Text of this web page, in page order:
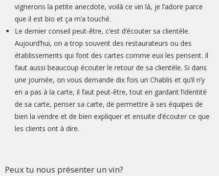
vignerons la petite anecdote, voilà ce vin là, je l’adore parce
que il est bio et ça m’a touché.
Le dernier conseil peut-être, c’est d’écouter sa clientèle.
Aujourd’hui, on a trop souvent des restaurateurs ou des
établissements qui font des cartes comme eux les pensent. Il
faut aussi beaucoup écouter le retour de sa clientèle. Si dans
une journée, on vous demande dix fois un Chablis et qu’il n’y
en a pas à la carte, il faut peut-être, tout en gardant l’identité
de sa carte, penser sa carte, de permettre à ses équipes de
bien la vendre et de bien expliquer et ensuite d’écouter ce que
les clients ont à dire.
Peux tu nous présenter un vin?